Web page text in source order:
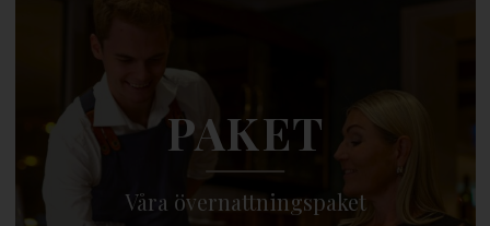
PAKET
Våra övernattningspaket